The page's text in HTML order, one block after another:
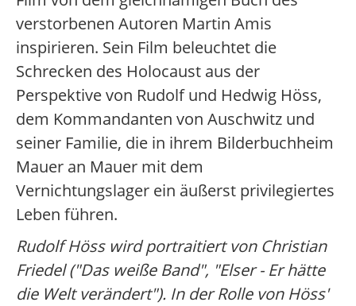
verstorbenen Autoren Martin Amis
inspirieren. Sein Film beleuchtet die
Schrecken des Holocaust aus der
Perspektive von Rudolf und Hedwig Höss,
dem Kommandanten von Auschwitz und
seiner Familie, die in ihrem Bilderbuchheim
Mauer an Mauer mit dem
Vernichtungslager ein äußerst privilegiertes
Leben führen.
Rudolf Höss wird portraitiert von Christian
Friedel ("Das weiße Band", "Elser - Er hätte
die Welt verändert"). In der Rolle von Höss'